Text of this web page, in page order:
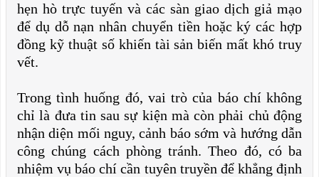
hẹn hò trực tuyến và các sàn giao dịch giả mạo
để dụ dỗ nạn nhân chuyển tiền hoặc ký các hợp
đồng kỹ thuật số khiến tài sản biến mất khó truy
vết.
Trong tình huống đó, vai trò của báo chí không
chỉ là đưa tin sau sự kiện mà còn phải chủ động
nhận diện mối nguy, cảnh báo sớm và hướng dẫn
công chúng cách phòng tránh. Theo đó, có ba
nhiệm vụ báo chí cần tuyên truyền để khẳng định